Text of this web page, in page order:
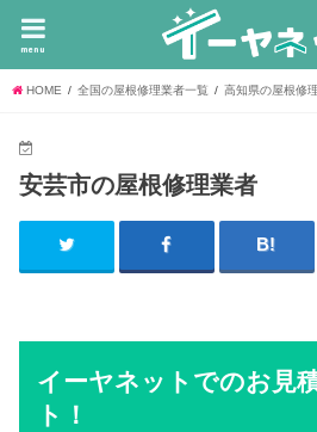
menu
HOME 全国の屋根修理業者一覧 高知県の屋根修
安芸市の屋根修理業者
イーヤネットでのお見
ト！